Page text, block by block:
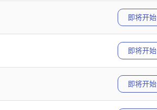
即将开始
即将开始
即将开始